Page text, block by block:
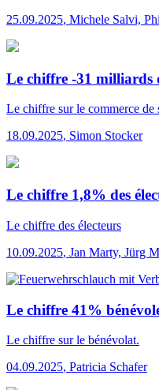
25.09.2025, Michele Salvi,
Le chiffre -31 milliards
Le chiffre sur le commerce de
18.09.2025, Simon Stocker
Le chiffre 1,8% des
Le chiffre des électeurs
10.09.2025, Jan Marty, Jürg
Le chiffre 41%
Le chiffre sur le bénévolat.
04.09.2025, Patricia Schafer